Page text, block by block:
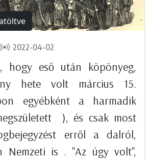
2022-04-02
hogy eső után köpönyeg,
hete volt március 15.
egyébként a harmadik
), és csak most
erről a dalról,
Nemzeti is . "Az úgy volt",